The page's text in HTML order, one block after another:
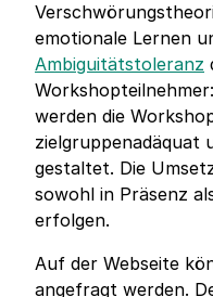
emotionale Lernen
Ambiguitätstoleranz
werden die
zielgruppenadäquat
gestaltet. Die
sowohl in Präsenz
erfolgen.
Auf der Webseite
angefragt werden.